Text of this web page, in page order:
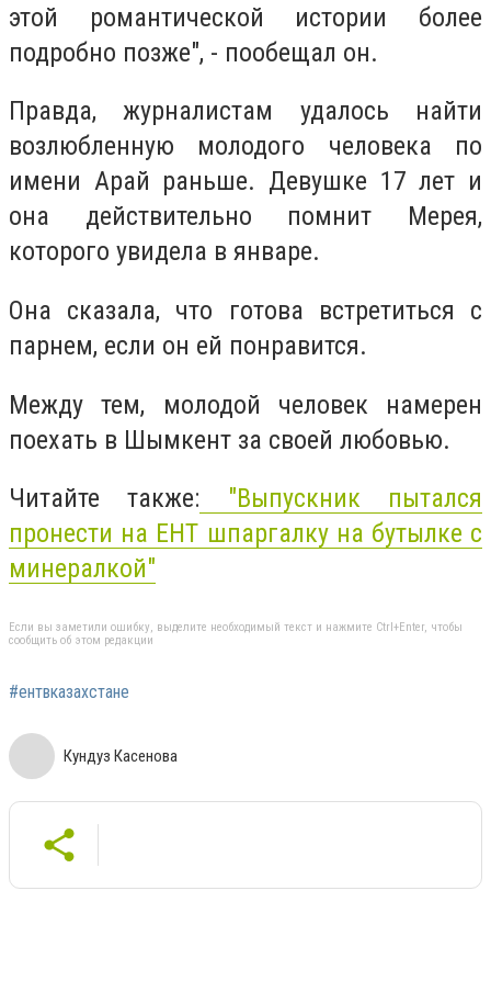
этой романтической истории более
подробно позже", - пообещал он.
Правда, журналистам удалось найти
возлюбленную молодого человека по
имени Арай раньше. Девушке 17 лет и
она действительно помнит Мерея,
которого увидела в январе.
Она сказала, что готова встретиться с
парнем, если он ей понравится.
Между тем, молодой человек намерен
поехать в Шымкент за своей любовью.
Читайте также: "Выпускник пытался
пронести на ЕНТ шпаргалку на бутылке с
минералкой"
Если вы заметили ошибку, выделите необходимый текст и нажмите Ctrl+Enter, чтобы
сообщить об этом редакции
#ентвказахстане
Кундуз Касенова